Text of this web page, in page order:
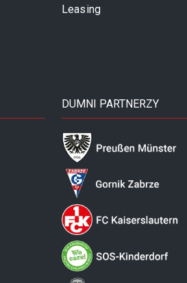
Leasing
DUMNI PARTNERZY